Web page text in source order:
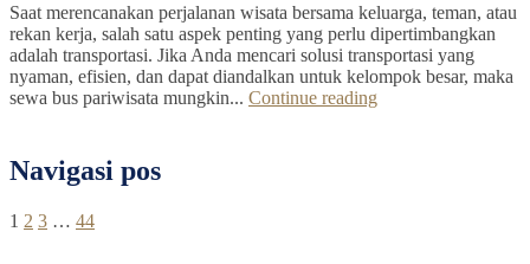
Saat merencanakan perjalanan wisata bersama keluarga, teman, atau
rekan kerja, salah satu aspek penting yang perlu dipertimbangkan
adalah transportasi. Jika Anda mencari solusi transportasi yang
nyaman, efisien, dan dapat diandalkan untuk kelompok besar, maka
sewa bus pariwisata mungkin... Continue reading
Navigasi pos
1 2 3 … 44